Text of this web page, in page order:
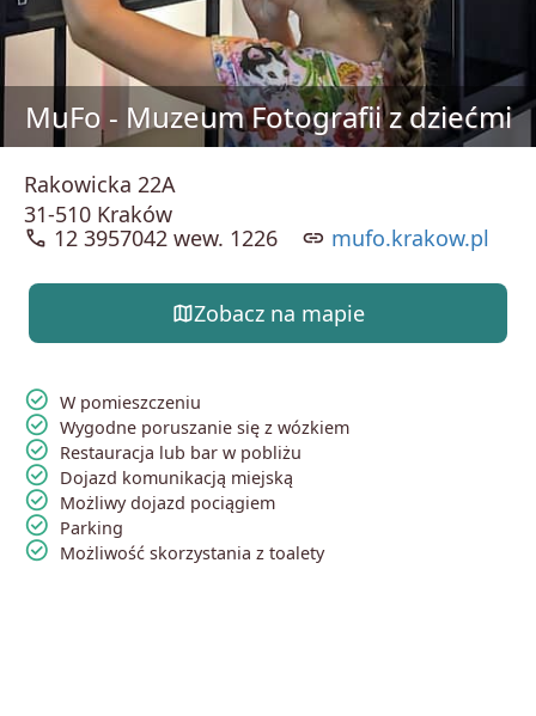
MuFo - Muzeum Fotografii z dziećmi
Rakowicka 22A
31-510 Kraków
call 12 3957042 wew. 1226 link mufo.krakow.pl
mapZobacz na mapie
check_circle W pomieszczeniu
check_circle Wygodne poruszanie się z wózkiem
check_circle Restauracja lub bar w pobliżu
check_circle Dojazd komunikacją miejską
check_circle Możliwy dojazd pociągiem
check_circle Parking
check_circle Możliwość skorzystania z toalety